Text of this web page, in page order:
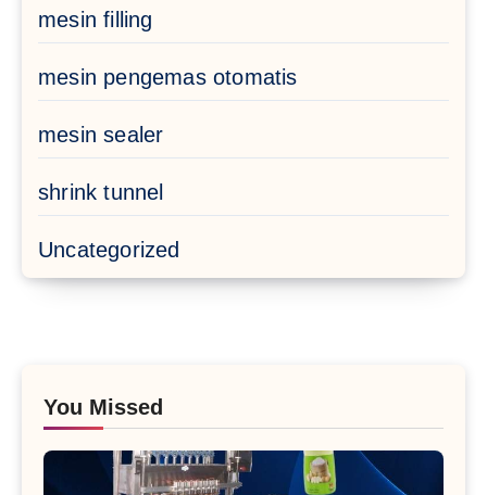
mesin filling
mesin pengemas otomatis
mesin sealer
shrink tunnel
Uncategorized
You Missed